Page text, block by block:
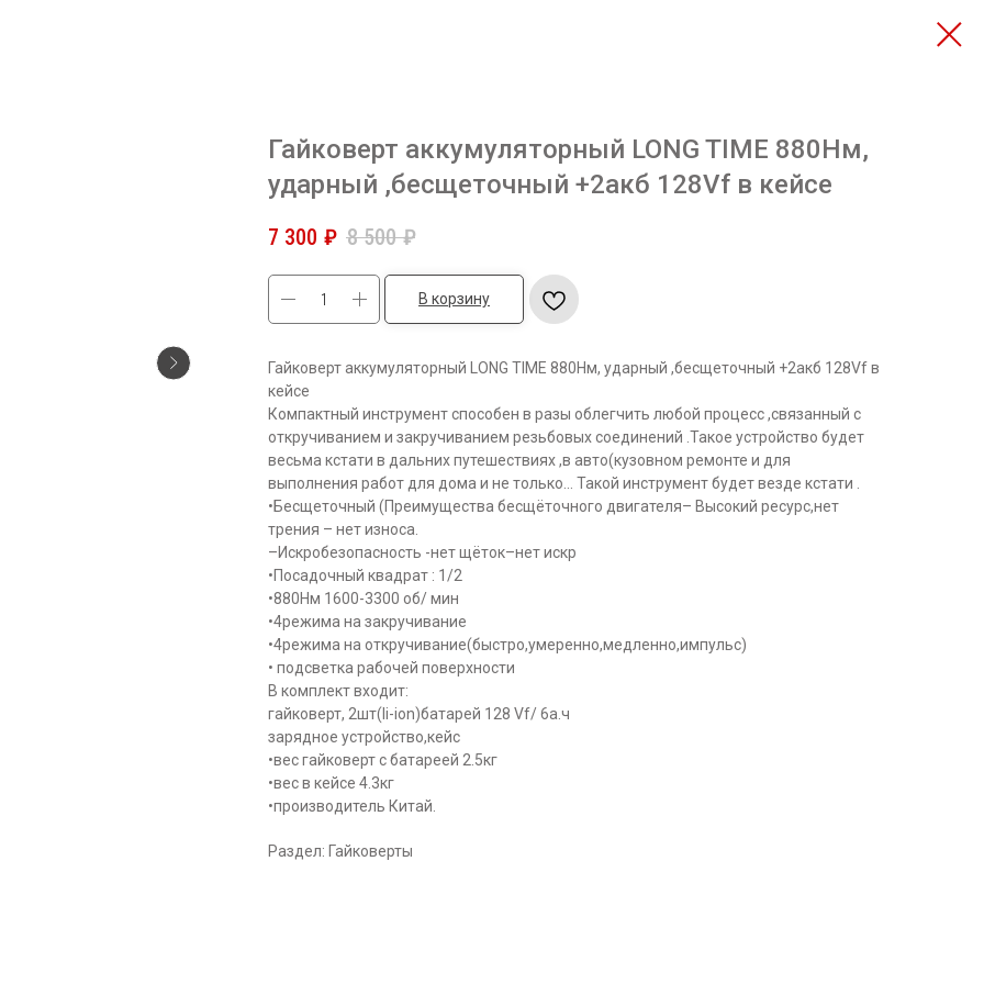
Гайковерт аккумуляторный LONG TIME 880Нм,
ударный ,бесщеточный +2акб 128Vf в кейсе
7 300 ₽ 8 500 ₽
В корзину
Гайковерт аккумуляторный LONG TIME 880Нм, ударный ,бесщеточный +2акб 128Vf в
кейсе
Компактный инструмент способен в разы облегчить любой процесс ,связанный с
откручиванием и закручиванием резьбовых соединений .Такое устройство будет
весьма кстати в дальних путешествиях ,в авто(кузовном ремонте и для
выполнения работ для дома и не только... Такой инструмент будет везде кстати .
•Бесщеточный (Преимущества бесщёточного двигателя– Высокий ресурс,нет
трения – нет износа.
–Искробезопасность -нет щёток–нет искр
•Посадочный квадрат : 1/2
•880Нм 1600-3300 об/ мин
•4режима на закручивание
•4режима на откручивание(быстро,умеренно,медленно,импульс)
• подсветка рабочей поверхности
В комплект входит:
гайковерт, 2шт(li-ion)батарей 128 Vf/ 6a.ч
зарядное устройство,кейс
•вес гайковерт с батареей 2.5кг
•вес в кейсе 4.3кг
•производитель Китай.
Раздел: Гайковерты